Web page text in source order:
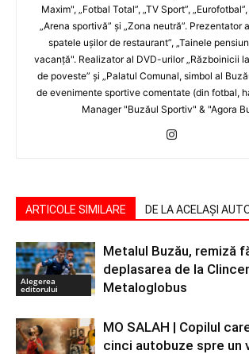
Maxim", „Fotbal Total”, „TV Sport”,
„Arena sportivă” şi „Zona neutră”. Prezentator
spatele uşilor de restaurant”, „Tainele
vacanţă". Realizator al DVD-urilor „Războinicii
de poveste” şi „Palatul Comunal, simbol al
de evenimente sportive comentate (din fotbal,
Manager "Buzăul Sportiv" & "Agora
ARTICOLE SIMILARE DE LA ACELAȘI
Alegerea
editorului
Metalul Buzău, remiză
deplasarea de la
Metaloglobus
MO SALAH | Copilul
cinci autobuze spre un